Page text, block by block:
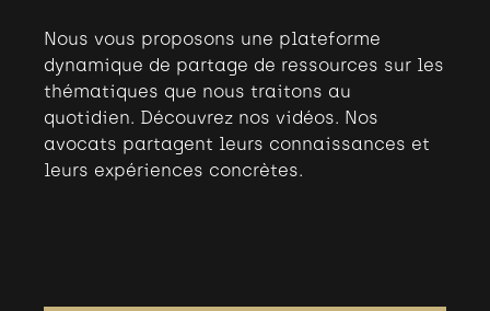
Nous vous proposons une plateforme
dynamique de partage de ressources sur les
thématiques que nous traitons au
quotidien. Découvrez nos vidéos. Nos
avocats partagent leurs connaissances et
leurs expériences concrètes.